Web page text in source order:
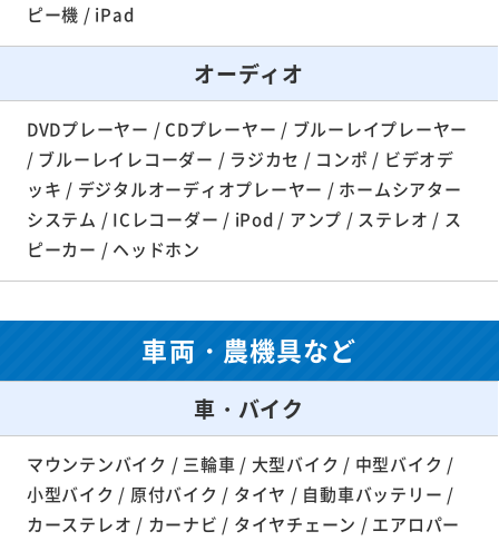
ピー機 / iPad
オーディオ
DVDプレーヤー / CDプレーヤー / ブルーレイプレーヤー
/ ブルーレイレコーダー / ラジカセ / コンポ / ビデオデ
ッキ / デジタルオーディオプレーヤー / ホームシアター
システム / ICレコーダー / iPod / アンプ / ステレオ / ス
ピーカー / ヘッドホン
車両・農機具など
車・バイク
マウンテンバイク / 三輪車 / 大型バイク / 中型バイク /
小型バイク / 原付バイク / タイヤ / 自動車バッテリー /
カーステレオ / カーナビ / タイヤチェーン / エアロパー